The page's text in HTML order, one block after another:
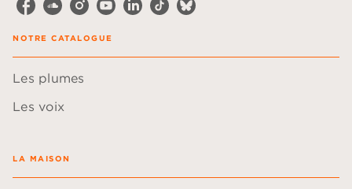
NOTRE CATALOGUE
Les plumes
Les voix
LA MAISON